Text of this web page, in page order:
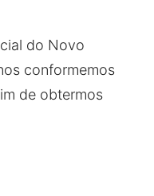
do Novo
conformemos
de obtermos